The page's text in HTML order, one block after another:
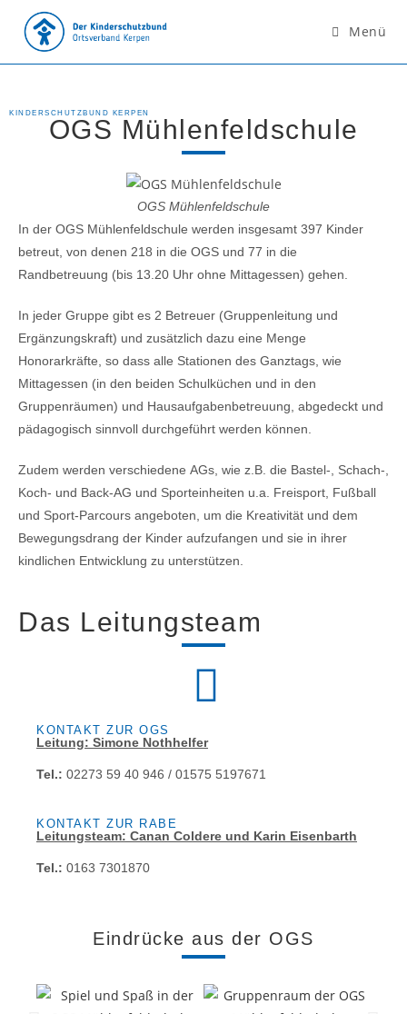
Menü
KINDERSCHUTZBUND KERPEN
OGS Mühlenfeldschule
OGS Mühlenfeldschule
In der OGS Mühlenfeldschule werden insgesamt 397 Kinder
betreut, von denen 218 in die OGS und 77 in die
Randbetreuung (bis 13.20 Uhr ohne Mittagessen) gehen.
In jeder Gruppe gibt es 2 Betreuer (Gruppenleitung und
Ergänzungskraft) und zusätzlich dazu eine Menge
Honorarkräfte, so dass alle Stationen des Ganztags, wie
Mittagessen (in den beiden Schulküchen und in den
Gruppenräumen) und Hausaufgabenbetreuung, abgedeckt und
pädagogisch sinnvoll durchgeführt werden können.
Zudem werden verschiedene AGs, wie z.B. die Bastel-, Schach-,
Koch- und Back-AG und Sporteinheiten u.a. Freisport, Fußball
und Sport-Parcours angeboten, um die Kreativität und dem
Bewegungsdrang der Kinder aufzufangen und sie in ihrer
kindlichen Entwicklung zu unterstützen.
Das Leitungsteam
KONTAKT ZUR OGS
Leitung: Simone Nothhelfer
Tel.: 02273 59 40 946 / 01575 5197671
KONTAKT ZUR RABE
Leitungsteam: Canan Coldere und Karin Eisenbarth
Tel.: 0163 7301870
Eindrücke aus der OGS